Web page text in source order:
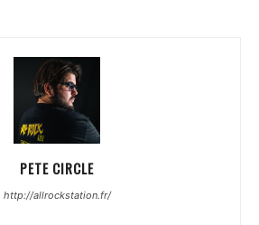
PETE CIRCLE
http://allrockstation.fr/